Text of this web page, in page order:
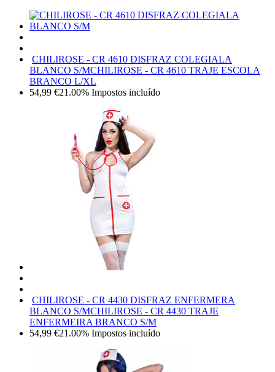
CHILIROSE - CR 4610 DISFRAZ COLEGIALA
BLANCO S/MCHILIROSE - CR 4610 TRAJE ESCOLA
BRANCO L/XL
54,99 €21.00% Impostos incluído
CHILIROSE - CR 4430 DISFRAZ ENFERMERA
BLANCO S/MCHILIROSE - CR 4430 TRAJE
ENFERMEIRA BRANCO S/M
54,99 €21.00% Impostos incluído